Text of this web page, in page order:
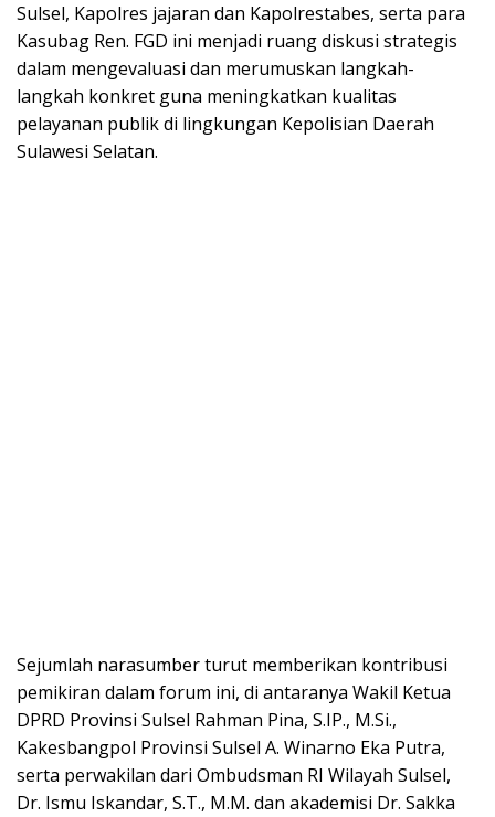
Sulsel, Kapolres jajaran dan Kapolrestabes, serta para
Kasubag Ren. FGD ini menjadi ruang diskusi strategis
dalam mengevaluasi dan merumuskan langkah-
langkah konkret guna meningkatkan kualitas
pelayanan publik di lingkungan Kepolisian Daerah
Sulawesi Selatan.
Sejumlah narasumber turut memberikan kontribusi
pemikiran dalam forum ini, di antaranya Wakil Ketua
DPRD Provinsi Sulsel Rahman Pina, S.IP., M.Si.,
Kakesbangpol Provinsi Sulsel A. Winarno Eka Putra,
serta perwakilan dari Ombudsman RI Wilayah Sulsel,
Dr. Ismu Iskandar, S.T., M.M. dan akademisi Dr. Sakka